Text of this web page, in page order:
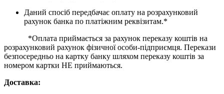
Даний спосіб передбачає оплату на розрахунковий
рахунок банка по платіжним реквізитам.*
*Оплата приймається за рахунок переказу коштів на
розрахунковий рахунок фізичної особи-підприємця. Перекази
безпосередньо на картку банку шляхом переказу коштів за
номером картки НЕ приймаються.
Доставка: